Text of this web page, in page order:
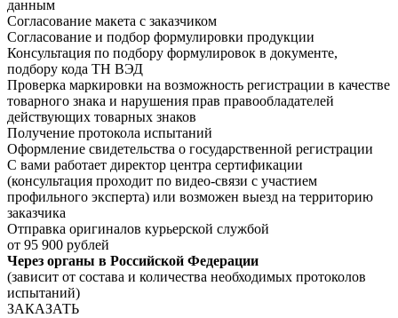
данным
Согласование макета с заказчиком
Согласование и подбор формулировки продукции
Консультация по подбору формулировок в документе,
подбору кода ТН ВЭД
Проверка маркировки на возможность регистрации в качестве
товарного знака и нарушения прав правообладателей
действующих товарных знаков
Получение протокола испытаний
Оформление свидетельства о государственной регистрации
С вами работает директор центра сертификации
(консультация проходит по видео-связи с участием
профильного эксперта) или возможен выезд на территорию
заказчика
Отправка оригиналов курьерской службой
от 95 900 рублей
Через органы в Российской Федерации
(зависит от состава и количества необходимых протоколов
испытаний)
ЗАКАЗАТЬ